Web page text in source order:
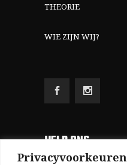
Privacyvoorkeuren
THEORIE
WIE ZIJN WIJ?
HELP ONS